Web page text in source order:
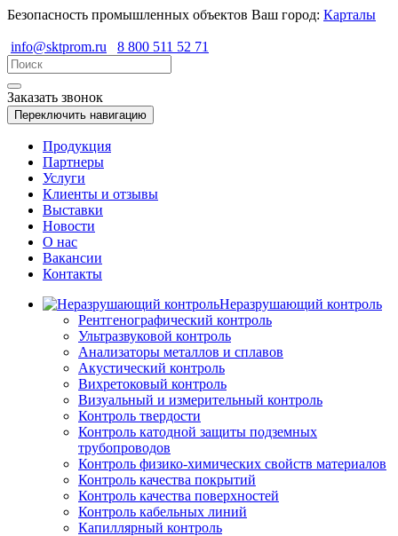
Безопасность промышленных объектов Ваш город: Карталы
info@sktprom.ru 8 800 511 52 71
Заказать звонок
Переключить навигацию
Продукция
Партнеры
Услуги
Клиенты и отзывы
Выставки
Новости
О нас
Вакансии
Контакты
Неразрушающий контроль
Рентгенографический контроль
Ультразвуковой контроль
Анализаторы металлов и сплавов
Акустический контроль
Вихретоковый контроль
Визуальный и измерительный контроль
Контроль твердости
Контроль катодной защиты подземных
трубопроводов
Контроль физико-химических свойств материалов
Контроль качества покрытий
Контроль качества поверхностей
Контроль кабельных линий
Капиллярный контроль